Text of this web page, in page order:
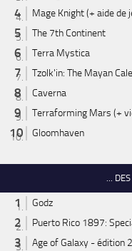
Mage Knight (+ aide de
The 7th Continent
Terra Mystica
Tzolk'in: The Mayan
Caverna
Terraforming Mars (+
Gloomhaven
...
Godz
Puerto Rico 1897:
Age of Galaxy - édition